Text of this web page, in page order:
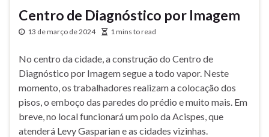
Centro de Diagnóstico por Imagem
13 de março de 2024 1 mins to read
No centro da cidade, a construção do Centro de
Diagnóstico por Imagem segue a todo vapor. Neste
momento, os trabalhadores realizam a colocação dos
pisos, o emboço das paredes do prédio e muito mais. Em
breve, no local funcionará um polo da Acispes, que
atenderá Levy Gasparian e as cidades vizinhas.